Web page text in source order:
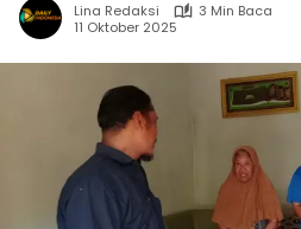
Lina Redaksi
3 Min Baca
11 Oktober 2025